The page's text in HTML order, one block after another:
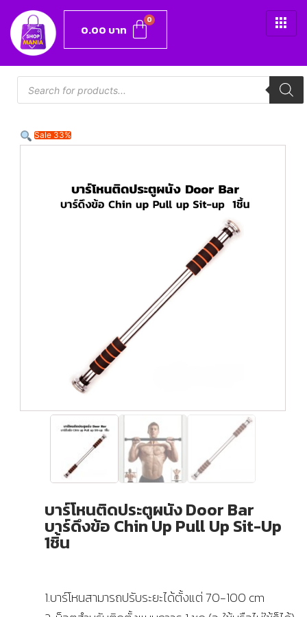
0.00 บาท
Sale 33%
บาร์โหนติดประตูผนัง Door Bar
บาร์ดึงข้อ Chin Up Pull Up Sit-Up
1ชิ้น
1.บาร์โหนสามารถปรับระยะได้ตั้งแต่ 70-100 cm